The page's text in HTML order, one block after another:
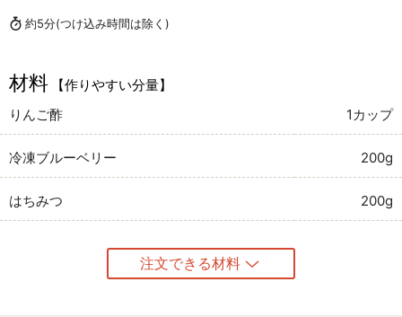
約5分(つけ込み時間は除く)
材料
【作りやすい分量】
りんご酢
1カップ
冷凍ブルーベリー 200g
はちみつ 200g
注文できる材料